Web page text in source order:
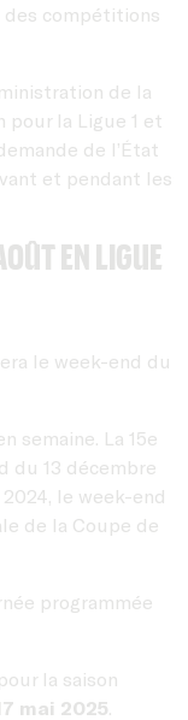
des compétitions
de la
pour la Ligue 1 et
de l’État
et pendant les
en Ligue
le week-end du
semaine. La 15e
du 13 décembre
le week-end
de la Coupe de
programmée
la saison
mai 2025.